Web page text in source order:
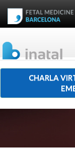
CHARLA